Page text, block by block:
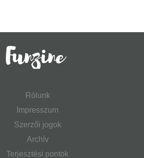
Rólunk
Impresszum
Szerzői jogok
Archív
Terjesztési pontok